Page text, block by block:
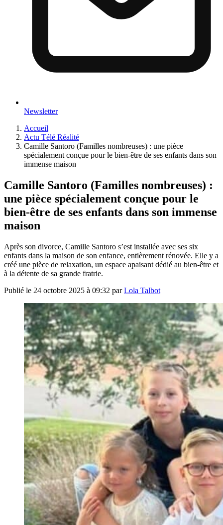
Newsletter
Accueil
Actu Télé Réalité
Camille Santoro (Familles nombreuses) : une pièce
spécialement conçue pour le bien-être de ses enfants dans son
immense maison
Camille Santoro (Familles nombreuses) :
une pièce spécialement conçue pour le
bien-être de ses enfants dans son immense
maison
Après son divorce, Camille Santoro s’est installée avec ses six
enfants dans la maison de son enfance, entièrement rénovée. Elle y a
créé une pièce de relaxation, un espace apaisant dédié au bien-être et
à la détente de sa grande fratrie.
Publié le 24 octobre 2025 à 09:32 parLola Talbot